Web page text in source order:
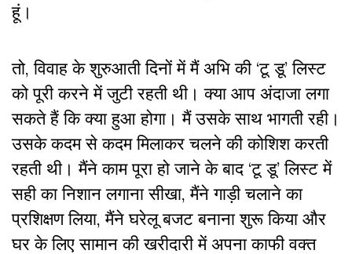
हूं।
तो, विवाह के शुरुआती दिनों में मैं अभि की ‘टू डू’ लिस्ट
को पूरी करने में जुटी रहती थी। क्या आप अंदाजा लगा
सकते हैं कि क्या हुआ होगा। मैं उसके साथ भागती रही।
उसके कदम से कदम मिलाकर चलने की कोशिश करती
रहती थी। मैंने काम पूरा हो जाने के बाद ‘टू डू’ लिस्ट में
सही का निशान लगाना सीखा, मैंने गाड़ी चलाने का
प्रशिक्षण लिया, मैंने घरेलू बजट बनाना शुरू किया और
घर के लिए सामान की खरीदारी में अपना काफी वक्त